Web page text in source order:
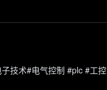
技术#电气控制 #plc #工控